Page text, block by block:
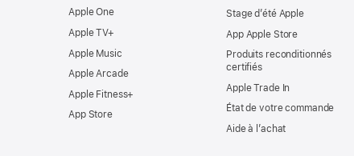
Apple One
Apple TV+
Apple Music
Apple Arcade
Apple Fitness+
App Store
Stage d’été Apple
App Apple Store
Produits reconditionnés
certifiés
Apple Trade In
État de votre commande
Aide à l’achat